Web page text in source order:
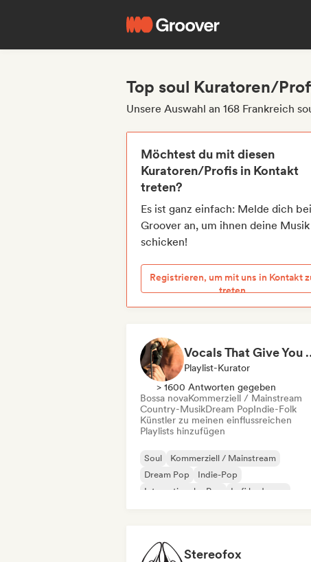
Top soul Kuratoren/
Unsere Auswahl an 168 Frankreich
Möchtest du mit diesen
Kuratoren/Profis in Kontakt
treten?
Es ist ganz einfach: Melde dich bei
Groover an, um ihnen deine Musik
schicken!
Registrieren, um mit uns in Kontakt
treten
Vocals
Playlist-Kurator
> 1600 Antworten gegeben
Bossa novaKommerziell / Mainstream
Country-MusikDream PopIndie-Folk
Künstler zu meinen einflussreichen
Playlists hinzufügen
Soul
Kommerziell / Mainstream
Dream Pop
Indie-Pop
Internationaler Pop
Lofi bedroom
Stereofox